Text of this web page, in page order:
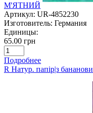
М'ЯТНИЙ
Артикул: UR-4852230
Изготовитель: Германия
Единицы:
65.00 грн
Подробнее
R Натур. папір|з